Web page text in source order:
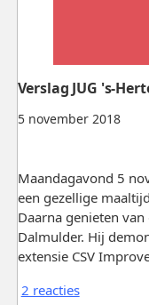
5 november 2018
Verslag JUG 's-
Maandagavond 5
een gezellige
Daarna genieten
Dalmulder. Hij
extensie CSV
2 reacties